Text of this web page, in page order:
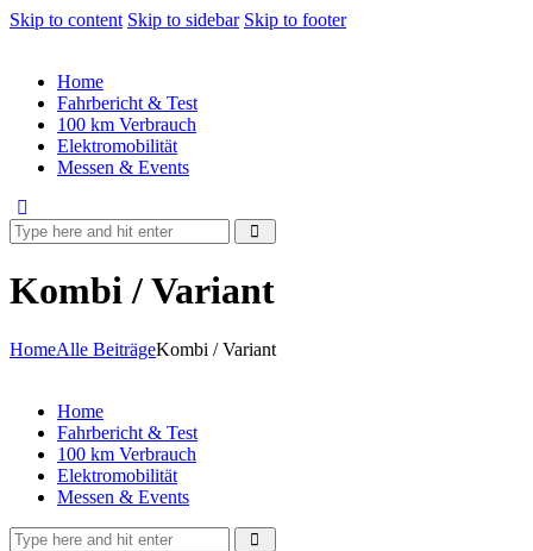
Skip to content Skip to sidebar Skip to footer
Home
Fahrbericht & Test
100 km Verbrauch
Elektromobilität
Messen & Events
Kombi / Variant
HomeAlle BeiträgeKombi / Variant
Home
Fahrbericht & Test
100 km Verbrauch
Elektromobilität
Messen & Events